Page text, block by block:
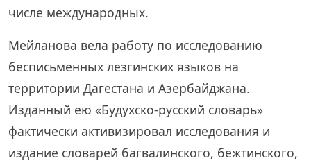
числе международных.
Мейланова вела работу по исследованию
бесписьменных лезгинских языков на
территории Дагестана и Азербайджана.
Изданный ею «Будухско-русский словарь»
фактически активизировал исследования и
издание словарей багвалинского, бежтинского,